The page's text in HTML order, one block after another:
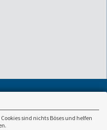
sind nichts Böses und helfen